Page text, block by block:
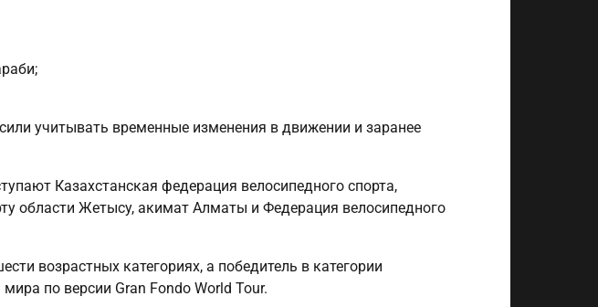
учитывать временные изменения в движении и заранее
Казахстанская федерация велосипедного спорта,
области Жетысу, акимат Алматы и Федерация велосипедного
возрастных категориях, а победитель в категории
по версии Gran Fondo World Tour.